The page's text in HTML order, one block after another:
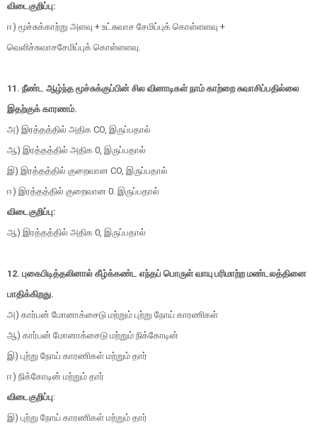
விடைகுறிப்பு:
ஈ) மூச்சுக்காற்று அளவு + உட்சுவாச சேமிப்புக் கொள்ளளவு +
வெளிச்சுவாசசேமிப்புக் கொள்ளளவு.
11. நீண்ட ஆழ்ந்த மூச்சுக்குப்பின் சில வினாடிகள் நாம் காற்றை சுவாசிப்பதில்லை
இதற்குக் காரணம்.
அ) இரத்தத்தில் அதிக CO, இருப்பதால்
ஆ) இரத்தத்தில் அதிக 0, இருப்பதால்
இ) இரத்தத்தில் குறைவான CO, இருப்பதால்
ஈ) இரத்தத்தில் குறைவான 0. இருப்பதால்
விடைகுறிப்பு:
ஆ) இரத்தத்தில் அதிக 0, இருப்பதால்
12. புகைபிடித்தலினால் கீழ்க்கண்ட எந்தப் பொருள் வாயு பரிமாற்ற மண்டலத்தினை
பாதிக்கிறது.
அ) கார்பன் மோனாக்சைடு மற்றும் புற்று நோய் காரணிகள்
ஆ) கார்பன் மோனாக்சைடு மற்றும் நிக்கோடின்
இ) புற்று நோய் காரணிகள் மற்றும் தார்
ஈ) நிக்கோடின் மற்றும் தார்
விடைகுறிப்பு:
இ) புற்று நோய் காரணிகள் மற்றும் தார்